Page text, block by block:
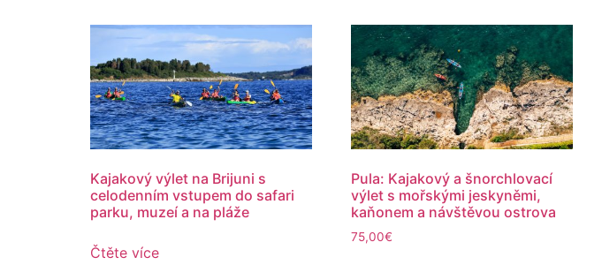
Kajakový výlet na Brijuni s
celodenním vstupem do safari
parku, muzeí a na pláže
Čtěte více
Pula: Kajakový a šnorchlovací
výlet s mořskými jeskyněmi,
kaňonem a návštěvou ostrova
75,00€